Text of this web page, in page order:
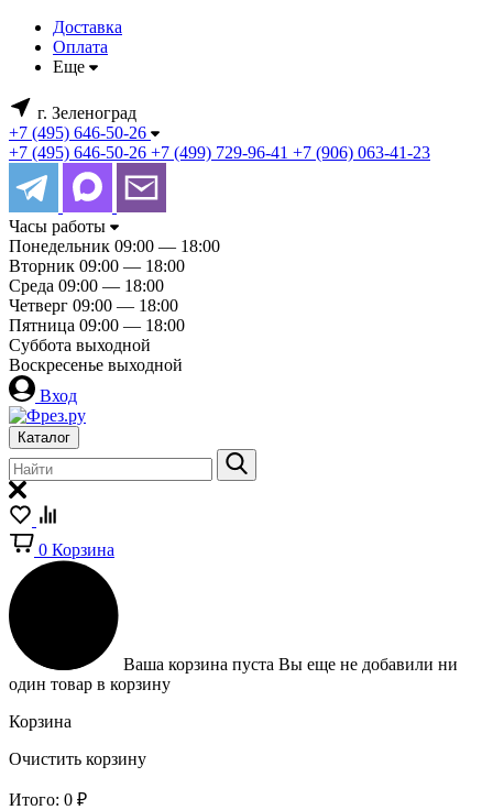
Доставка
Оплата
Еще
г. Зеленоград
+7 (495) 646-50-26
+7 (495) 646-50-26 +7 (499) 729-96-41 +7 (906) 063-41-23
Часы работы
Понедельник 09:00 — 18:00
Вторник 09:00 — 18:00
Среда 09:00 — 18:00
Четверг 09:00 — 18:00
Пятница 09:00 — 18:00
Суббота выходной
Воскресенье выходной
Вход
Каталог
0 Корзина
Ваша корзина пуста Вы еще не добавили ни
один товар в корзину
Корзина
Очистить корзину
Итого: 0 ₽